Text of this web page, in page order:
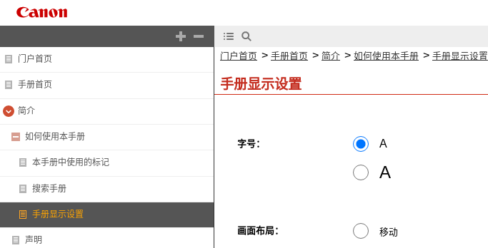
门户首页
手册首页
简介
如何使用本手册
本手册中使用的标记
搜索手册
手册显示设置
声明
门户首页 > 手册首页 > 简介 > 如何使用本手册 > 手册显示设置
手册显示设置
字号： A
A
画面布局： 移动